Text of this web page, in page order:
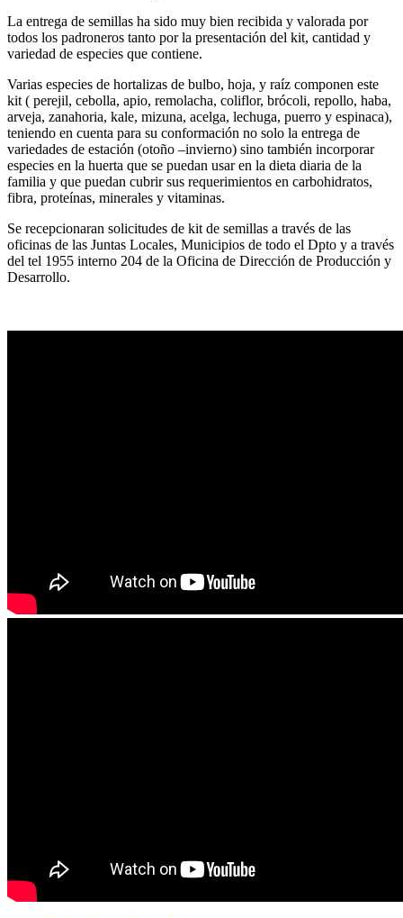
La entrega de semillas ha sido muy bien recibida y valorada por
todos los padroneros tanto por la presentación del kit, cantidad y
variedad de especies que contiene.
Varias especies de hortalizas de bulbo, hoja, y raíz componen este
kit ( perejil, cebolla, apio, remolacha, coliflor, brócoli, repollo, haba,
arveja, zanahoria, kale, mizuna, acelga, lechuga, puerro y espinaca),
teniendo en cuenta para su conformación no solo la entrega de
variedades de estación (otoño –invierno) sino también incorporar
especies en la huerta que se puedan usar en la dieta diaria de la
familia y que puedan cubrir sus requerimientos en carbohidratos,
fibra, proteínas, minerales y vitaminas.
Se recepcionaran solicitudes de kit de semillas a través de las
oficinas de las Juntas Locales, Municipios de todo el Dpto y a través
del tel 1955 interno 204 de la Oficina de Dirección de Producción y
Desarrollo.